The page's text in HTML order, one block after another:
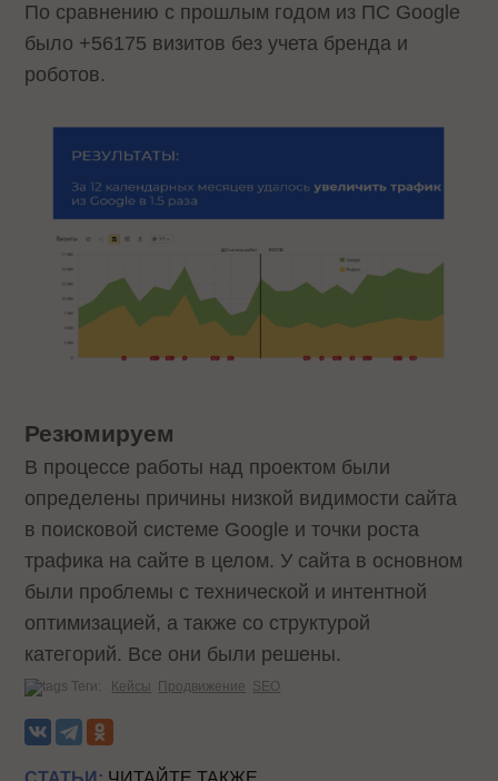
По сравнению с прошлым годом из ПС Google
было +56175 визитов без учета бренда и
роботов.
Резюмируем
В процессе работы над проектом были
определены причины низкой видимости сайта
в поисковой системе Google и точки роста
трафика на сайте в целом. У сайта в основном
были проблемы с технической и интентной
оптимизацией, а также со структурой
категорий. Все они были решены.
Теги: Кейсы Продвижение SEO